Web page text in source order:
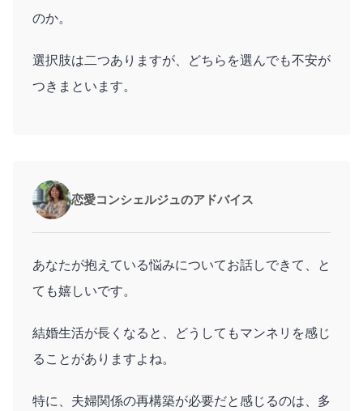
のか。
選択肢は二つありますが、どちらを選んでも不安が
つきまといます。
恋愛コンシェルジュのアドバイス
あなたが抱えている悩みについてお話しできて、と
ても嬉しいです。
結婚生活が長くなると、どうしてもマンネリを感じ
ることがありますよね。
特に、夫婦関係の再構築が必要だと感じるのは、多